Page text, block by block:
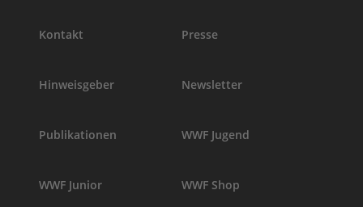
Kontakt Presse
Hinweisgeber Newsletter
Publikationen WWF Jugend
WWF Junior WWF Shop